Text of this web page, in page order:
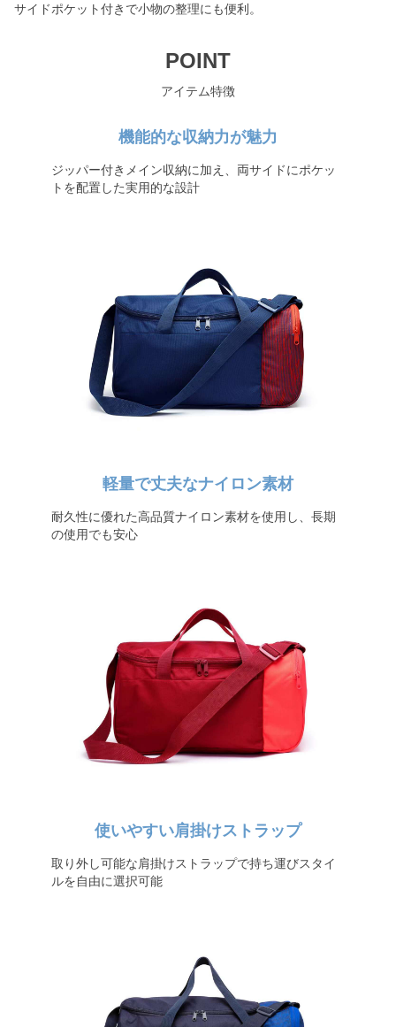
サイドポケット付きで小物の整理にも便利。
POINT
アイテム特徴
機能的な収納力が魅力
ジッパー付きメイン収納に加え、両サイドにポケッ
トを配置した実用的な設計
軽量で丈夫なナイロン素材
耐久性に優れた高品質ナイロン素材を使用し、長期
の使用でも安心
使いやすい肩掛けストラップ
取り外し可能な肩掛けストラップで持ち運びスタイ
ルを自由に選択可能